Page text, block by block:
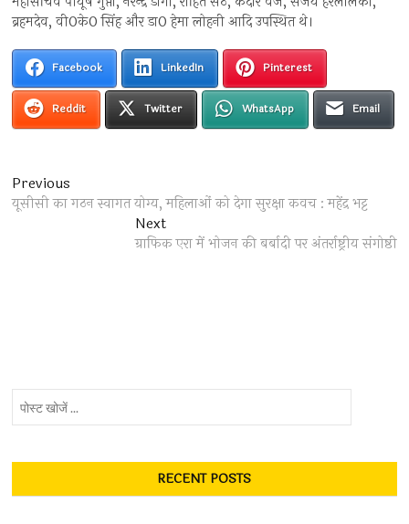
ब्रहमदेव, वी0के0 सिंह और डा0 हेमा लोहनी आदि उपस्थित थे।
Facebook LinkedIn Pinterest
Reddit Twitter WhatsApp Email
Post
navigation
Previous
post:
यूसीसी का गठन स्वागत योग्य, महिलाओं को देगा सुरक्षा कवच : महेंद्र भट्ट
NextNext
post:
ग्राफिक एरा में भोजन की बर्बादी पर अंतर्राष्ट्रीय संगोष्ठी
RECENT POSTS